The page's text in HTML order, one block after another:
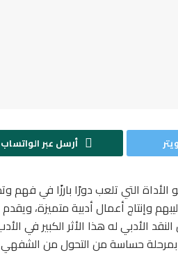
أرسل عبر الواتساب
التي تلعب دورًا بارزًا في فهم
وإنتاج أعمال أدبية متميزة،
الأدبي له هذا الأثر الكبير في
حساسة من التحول من الشفهي